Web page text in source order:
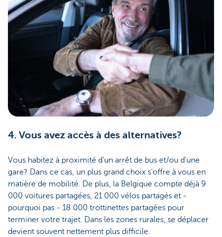
4. Vous avez accès à des alternatives?
Vous habitez à proximité d'un arrêt de bus et/ou d'une
gare? Dans ce cas, un plus grand choix s'offre à vous en
matière de mobilité. De plus, la Belgique compte déjà 9
000 voitures partagées, 21 000 vélos partagés et -
pourquoi pas - 18 000 trottinettes partagées pour
terminer votre trajet. Dans les zones rurales, se déplacer
devient souvent nettement plus difficile.